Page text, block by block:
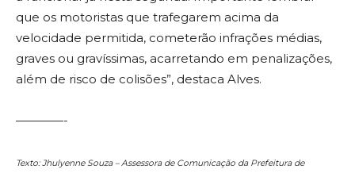
que os motoristas que trafegarem acima da
velocidade permitida, cometerão infrações médias,
graves ou gravíssimas, acarretando em penalizações,
além de risco de colisões”, destaca Alves.
————-
Texto: Jhulyenne Souza – Assessora de Comunicação da Prefeitura de